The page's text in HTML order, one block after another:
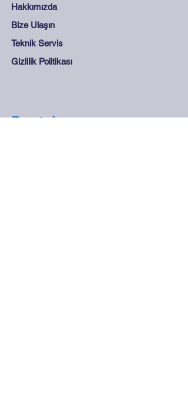
Hakkımızda
Bize Ulaşın
Teknik Servis
Gizlilik Politikası
Destek